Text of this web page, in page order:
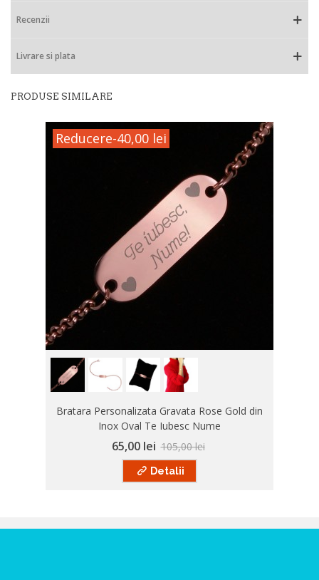
Recenzii
Livrare si plata
PRODUSE SIMILARE
Reducere-40,00 lei
Bratara Personalizata Gravata Rose Gold din
Inox Oval Te Iubesc Nume
65,00 lei 105,00 lei
Detalii